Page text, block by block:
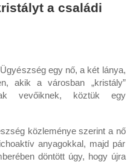
a családi
egy nő, a két lánya,
akik a városban „kristály”
vevőiknek, köztük egy
közleménye szerint a nő
anyagokkal, majd pár
döntött úgy, hogy újra